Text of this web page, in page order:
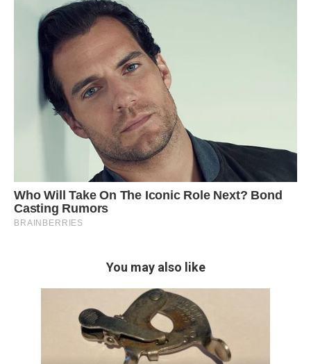
You may also like